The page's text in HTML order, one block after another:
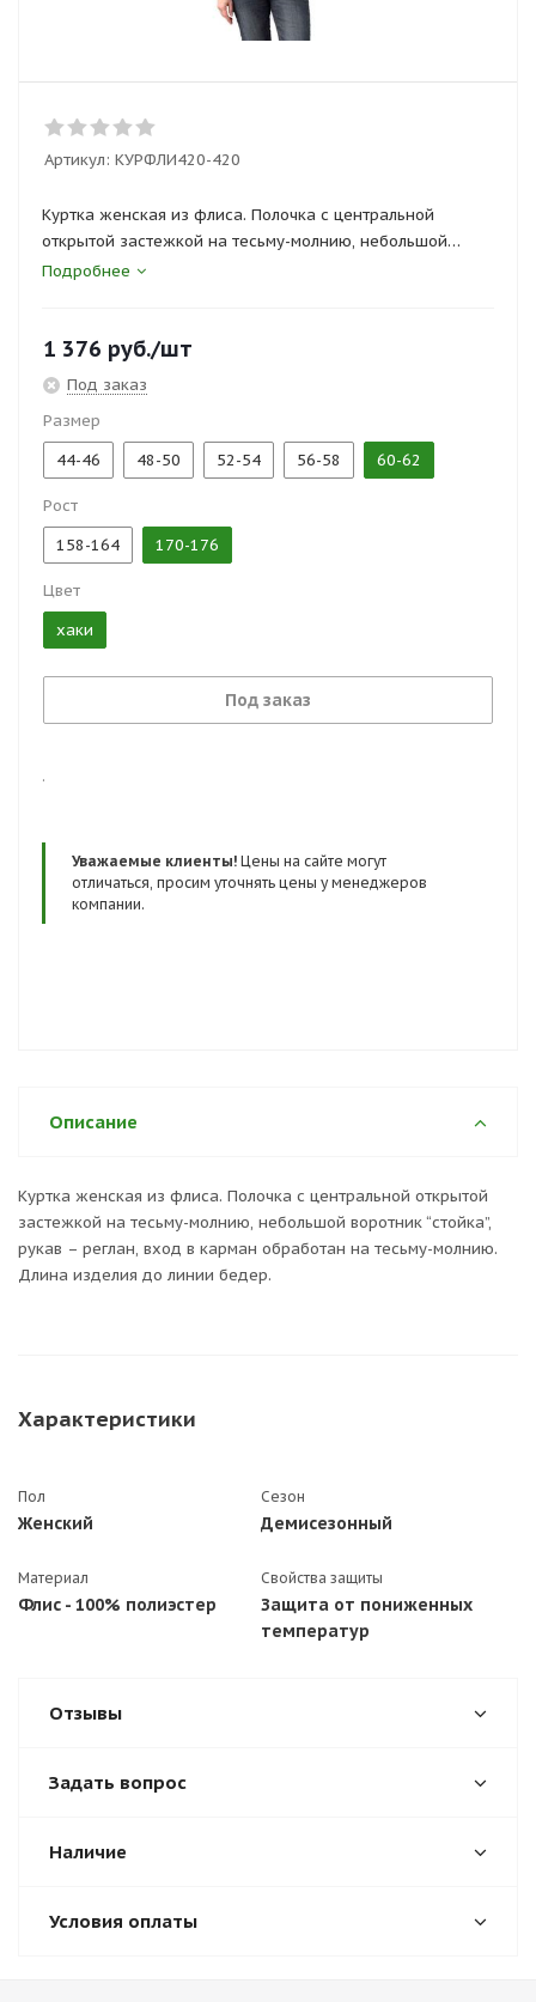
Артикул: КУРФЛИ420-420
Куртка женская из флиса. Полочка с центральной
открытой застежкой на тесьму-молнию, небольшой
воротник “стойка”, рукав – реглан, вход в карман
Подробнее
1 376 руб./шт
Под заказ
Размер
44-46
48-50 52-54 56-58 60-62
Рост
158-164
170-176
Цвет
хаки
Под заказ
.
Уважаемые клиенты! Цены на сайте могут
отличаться, просим уточнять цены у менеджеров
компании.
Описание
Куртка женская из флиса. Полочка с центральной открытой
застежкой на тесьму-молнию, небольшой воротник “стойка”,
рукав – реглан, вход в карман обработан на тесьму-молнию.
Длина изделия до линии бедер.
Характеристики
Пол
Женский
Сезон
Демисезонный
Материал
Флис - 100% полиэстер
Свойства защиты
Защита от пониженных
температур
Отзывы
Задать вопрос
Наличие
Условия оплаты